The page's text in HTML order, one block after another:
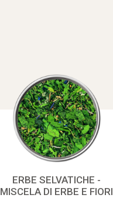
ERBE SELVATICHE -
MISCELA DI ERBE E FIORI